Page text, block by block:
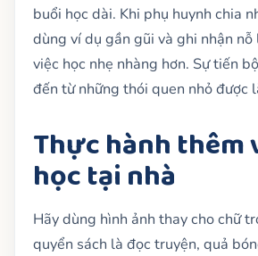
buổi học dài. Khi phụ huynh chia
dùng ví dụ gần gũi và ghi nhận nỗ
việc học nhẹ nhàng hơn. Sự tiến
đến từ những thói quen nhỏ được
Thực hành thêm
học tại nhà
Hãy dùng hình ảnh thay cho chữ
quyển sách là đọc truyện, quả